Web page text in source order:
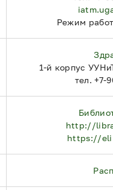
Режим
1-й корпус
тел. +7-
http://
https://